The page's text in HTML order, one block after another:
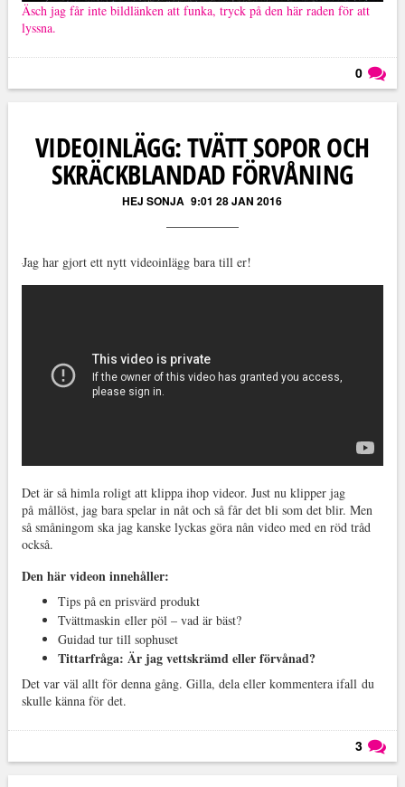
Äsch jag får inte bildlänken att funka, tryck på den här raden för att
lyssna.
0
VIDEOINLÄGG: TVÄTT SOPOR OCH
SKRÄCKBLANDAD FÖRVÅNING
HEJ SONJA 9:01 28 JAN 2016
Jag har gjort ett nytt videoinlägg bara till er!
Det är så himla roligt att klippa ihop videor. Just nu klipper jag
på mållöst, jag bara spelar in nåt och så får det bli som det blir. Men
så småningom ska jag kanske lyckas göra nån video med en röd tråd
också.
Den här videon innehåller:
Tips på en prisvärd produkt
Tvättmaskin eller pöl – vad är bäst?
Guidad tur till sophuset
Tittarfråga: Är jag vettskrämd eller förvånad?
Det var väl allt för denna gång. Gilla, dela eller kommentera ifall du
skulle känna för det.
3